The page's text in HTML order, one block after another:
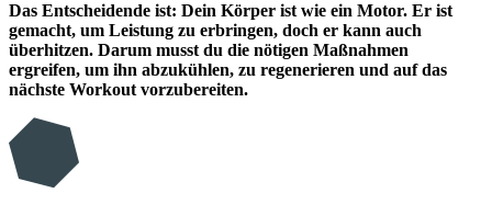
Das Entscheidende ist: Dein Körper ist wie ein Motor. Er ist
gemacht, um Leistung zu erbringen, doch er kann auch
überhitzen. Darum musst du die nötigen Maßnahmen
ergreifen, um ihn abzukühlen, zu regenerieren und auf das
nächste Workout vorzubereiten.